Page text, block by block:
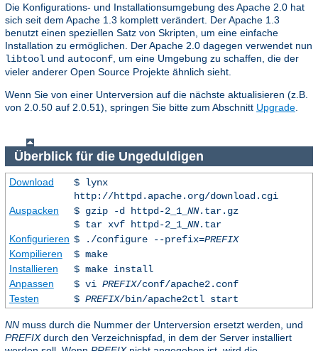
Die Konfigurations- und Installationsumgebung des Apache 2.0 hat
sich seit dem Apache 1.3 komplett verändert. Der Apache 1.3
benutzt einen speziellen Satz von Skripten, um eine einfache
Installation zu ermöglichen. Der Apache 2.0 dagegen verwendet nun
libtool und autoconf , um eine Umgebung zu schaffen, die der
vieler anderer Open Source Projekte ähnlich sieht.
Wenn Sie von einer Unterversion auf die nächste aktualisieren (z.B.
von 2.0.50 auf 2.0.51), springen Sie bitte zum Abschnitt Upgrade
Überblick für die Ungeduldigen
Download
$ lynx
http://httpd.apache.org/download.cgi
Auspacken
$ gzip -d httpd-2_1_ NN.tar.gz
$ tar xvf httpd-2_1_ NN.tar
Konfigurieren $ ./configure --prefix=PREFIX
Kompilieren
$ make
Installieren
$ make install
Anpassen
$ vi PREFIX/conf/apache2.conf
Testen
$ PREFIX/bin/apache2ctl start
NN muss durch die Nummer der Unterversion ersetzt werden, und
PREFIXdurch den Verzeichnispfad, in dem der Server installiert